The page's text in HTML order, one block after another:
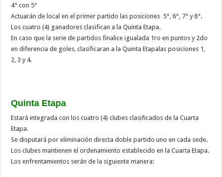
4° con 5°
Actuarán de local en el primer partido las posiciones 5°, 6°, 7° y 8°.
Los cuatro (4) ganadores clasifican a la Quinta Etapa.
En caso que la serie de partidos finalice igualada 1ro en puntos y 2do
en diferencia de goles, clasificaran a la Quinta Etapalas posiciones 1,
2, 3 y 4.
Quinta Etapa
Estará integrada con los cuatro (4) clubes clasificados de la Cuarta
Etapa.
Se disputará por eliminación directa doble partido uno en cada sede.
Los clubes mantienen el ordenamiento establecido en la Cuarta Etapa.
Los enfrentamientos serán de la siguiente manera: